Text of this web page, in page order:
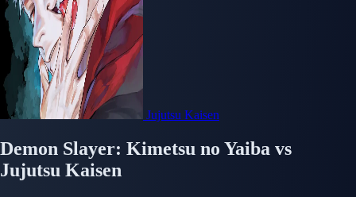
Jujutsu Kaisen
Demon Slayer: Kimetsu no Yaiba vs
Jujutsu Kaisen